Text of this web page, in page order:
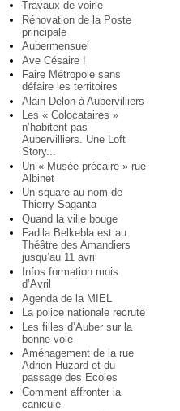
Travaux de voirie
Rénovation de la Poste
principale
Aubermensuel
Ave Césaire !
Faire Métropole sans
défaire les territoires
Alain Delon à Aubervilliers
Les « Colocataires »
n’habitent pas
Aubervilliers. Une Loft
Story...
Un « Musée précaire » rue
Albinet
Un square au nom de
Thierry Saganta
Quand la ville bouge
Fadila Belkebla est au
Théâtre des Amandiers
jusqu’au 11 avril
Infos formation mois
d’Avril
Agenda de la MIEL
La police nationale recrute
Les filles d’Auber sur la
bonne voie
Aménagement de la rue
Adrien Huzard et du
passage des Ecoles
Comment affronter la
canicule